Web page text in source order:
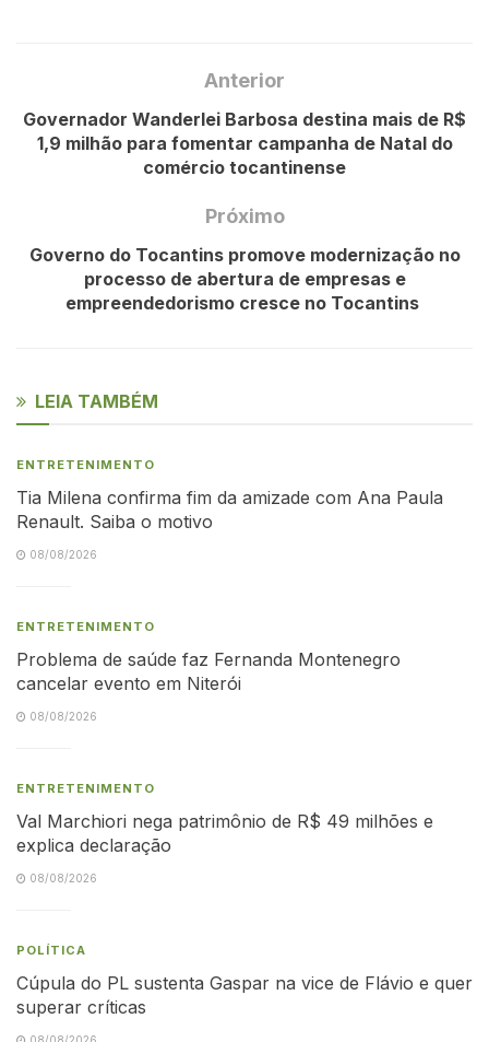
Anterior
Governador Wanderlei Barbosa destina mais de R$
1,9 milhão para fomentar campanha de Natal do
comércio tocantinense
Próximo
Governo do Tocantins promove modernização no
processo de abertura de empresas e
empreendedorismo cresce no Tocantins
LEIA TAMBÉM
ENTRETENIMENTO
Tia Milena confirma fim da amizade com Ana Paula
Renault. Saiba o motivo
08/08/2026
ENTRETENIMENTO
Problema de saúde faz Fernanda Montenegro
cancelar evento em Niterói
08/08/2026
ENTRETENIMENTO
Val Marchiori nega patrimônio de R$ 49 milhões e
explica declaração
08/08/2026
POLÍTICA
Cúpula do PL sustenta Gaspar na vice de Flávio e quer
superar críticas